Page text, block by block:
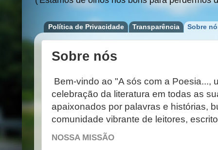
Política de Privacidade Transparência Sobre
Sobre nós
Bem-vindo ao "A sós com a Poesia...,
celebração da literatura em todas as
apaixonados por palavras e histórias,
comunidade vibrante de leitores,
NOSSA MISSÃO